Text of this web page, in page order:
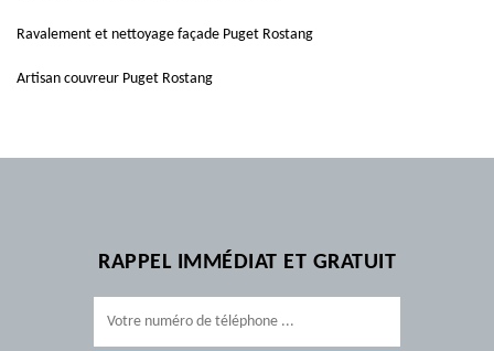
Ravalement et nettoyage façade Puget Rostang
Artisan couvreur Puget Rostang
RAPPEL IMMÉDIAT ET GRATUIT